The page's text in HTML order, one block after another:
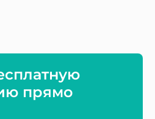
прямо